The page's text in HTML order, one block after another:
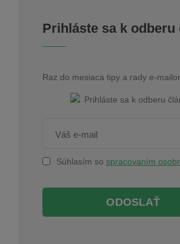
Prihláste sa k odberu
Raz do mesiaca tipy a rady e-
Súhlasím so spracovaním
ODOSLAŤ